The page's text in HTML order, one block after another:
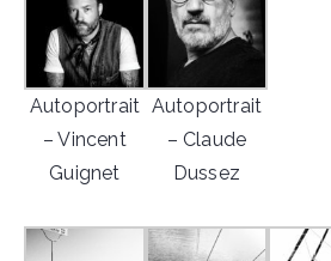
Autoportrait
– Vincent
Guignet
Autoportrait
– Claude
Dussez